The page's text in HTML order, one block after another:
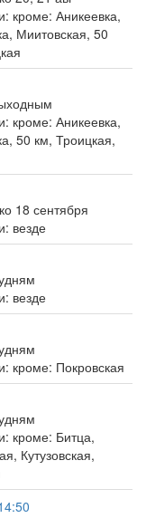
кроме: Аникеевка,
Миитовская, 50
кроме: Аникеевка,
50 км, Троицкая,
18 сентября
везде
везде
кроме: Покровская
кроме: Битца,
Кутузовская,